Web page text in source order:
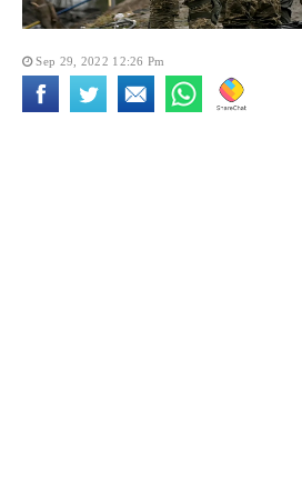
Sep 29, 2022 12:26 Pm